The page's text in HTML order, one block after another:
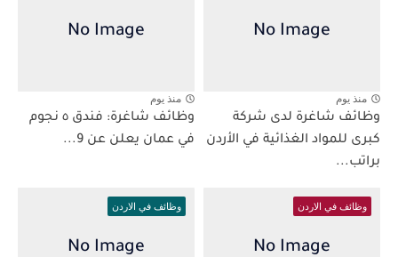
منذ يوم
وظائف شاغرة لدى شركة
كبرى للمواد الغذائية في الأردن
براتب...
منذ يوم
وظائف شاغرة: فندق ٥ نجوم
في عمان يعلن عن 9...
وظائف في الاردن وظائف في الاردن